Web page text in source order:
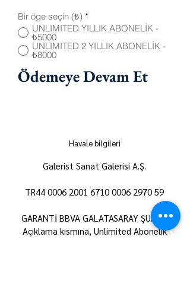
Bir öge seçin (₺) *
UNLIMITED YILLIK ABONELİK -
₺5000
UNLIMITED 2 YILLIK ABONELİK -
₺8000
Ödemeye Devam Et
Havale bilgileri
Galerist Sanat Galerisi A.Ş.
TR44 0006 2001 6710 0006 2970 59
GARANTİ BBVA GALATASARAY ŞUBESİ
Açıklama kısmına, Unlimited Abonelik